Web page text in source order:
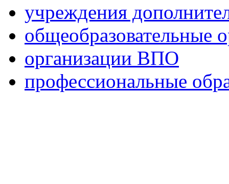
учреждения
общеобразовательные
организации ВПО
профессиональные